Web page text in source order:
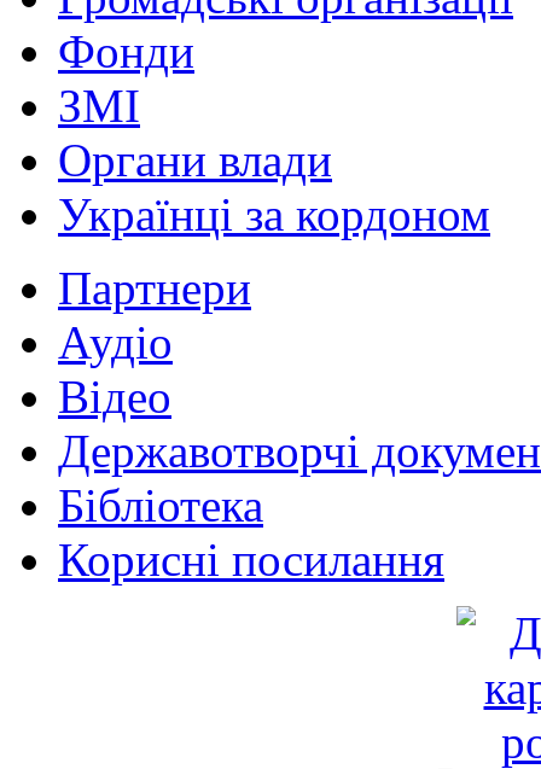
Фонди
ЗМІ
Органи влади
Українці за кордоном
Партнери
Аудіо
Відео
Державотворчі
Бібліотека
Корисні посилання